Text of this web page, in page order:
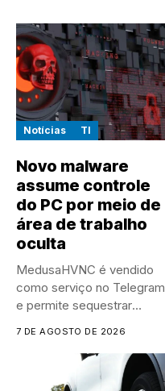
Notícias TI
Novo malware
assume controle
do PC por meio de
área de trabalho
oculta
MedusaHVNC é vendido
como serviço no Telegram
e permite sequestrar
7 DE AGOSTO DE 2026